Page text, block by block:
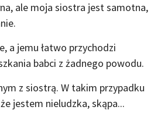
ale moja siostra jest samotna,
a jemu łatwo przychodzi
babci z żadnego powodu.
z siostrą. W takim przypadku
jestem nieludzka, skąpa...